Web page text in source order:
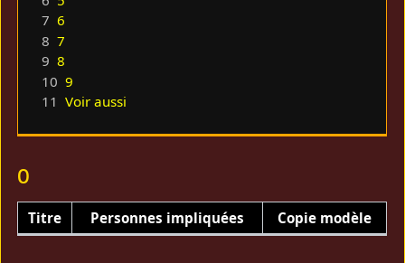
7 6
8 7
9 8
10 9
11 Voir aussi
0
Titre Personnes impliquées Copie modèle